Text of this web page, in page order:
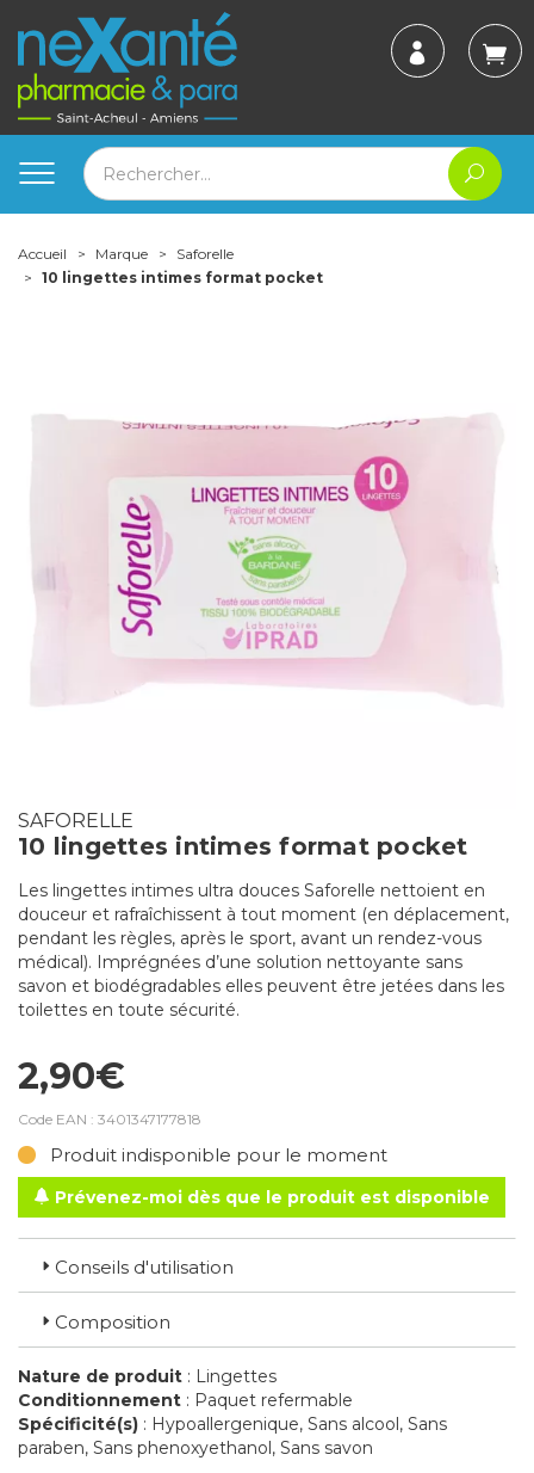
Accueil Marque
Saforelle
10 lingettes intimes format pocket
SAFORELLE
10 lingettes intimes format pocket
Les lingettes intimes ultra douces Saforelle nettoient en
douceur et rafraîchissent à tout moment (en déplacement,
pendant les règles, après le sport, avant un rendez-vous
médical). Imprégnées d’une solution nettoyante sans
savon et biodégradables elles peuvent être jetées dans les
toilettes en toute sécurité.
2,90€
Code EAN : 3401347177818
Produit indisponible pour le moment
Prévenez-moi dès que le produit est disponible
Conseils d'utilisation
Composition
Nature de produit : Lingettes
Conditionnement : Paquet refermable
Spécificité(s) : Hypoallergenique, Sans alcool, Sans
paraben, Sans phenoxyethanol, Sans savon